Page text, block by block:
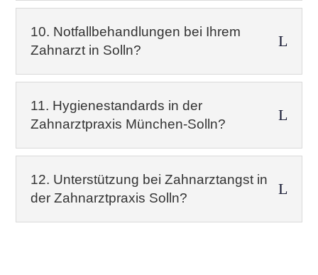
10. Notfallbehandlungen bei Ihrem
Zahnarzt in Solln?
L
11. Hygienestandards in der
Zahnarztpraxis München-Solln?
L
12. Unterstützung bei Zahnarztangst in
der Zahnarztpraxis Solln?
L